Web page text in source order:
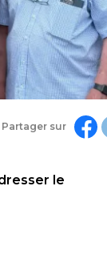
Partager sur
le